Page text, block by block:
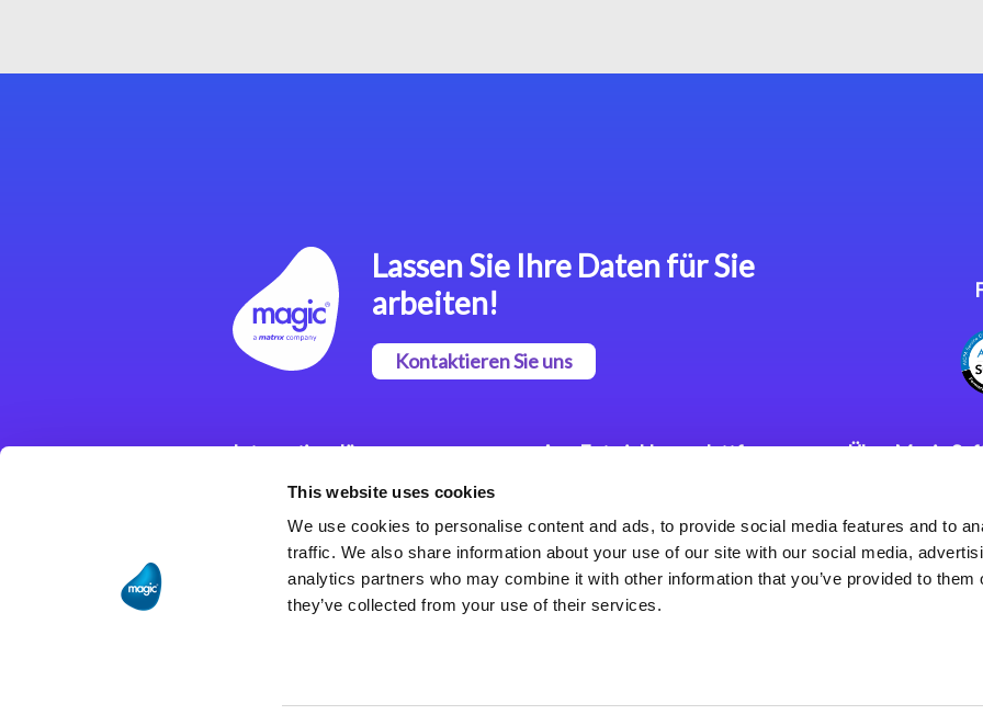
This website uses cookies
We use cookies to personalise content and ads, to provide social media features and to
traffic. We also share information about your use of our site with our social media,
analytics partners who may combine it with other information that you’ve provided to them
they’ve collected from your use of their services.
Lassen Sie Ihre Daten für Sie
arbeiten!
Kontaktieren Sie uns
Integrationslösungen
Magic xpi
Integrationsplattform
App Entwicklungsplattform
Plattform
Magic xpa Web Application
Framework
Über Magic
Karriere
Weltweite